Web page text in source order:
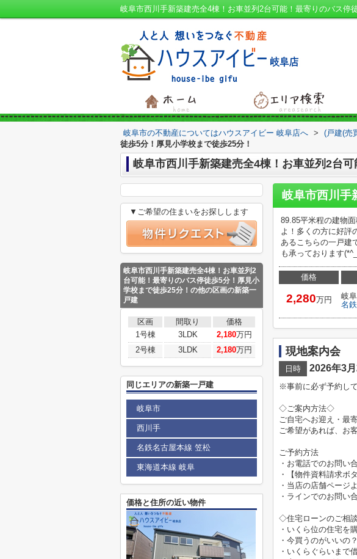
岐阜市の不動産についてはハウスアイビー 岐阜店へ > (戸建(売
徒歩5分！厚見小学校まで徒歩25分！
岐阜市西川手新築建売全4棟！お車並列2台
89.85平米程の建物
よ！多くの方に好評
あるこちらの一戸建
も承っております
価格
2,280万円 岐
名
現地案内会
日時 2026年3
※事前に必ず予約し
◇ご案内方法◇
ご自宅へお迎え・最
ご希望があれば、お
ご予約方法
・お電話でのお問い
・【物件資料請求ボ
・当店の店舗ページ
・ラインでのお問い
◇住宅ローンのご相
・いくら位の住宅を
・今買うのがいいの
・いくらぐらいまで
▼ご希望の住まいをお探しします
岐阜市西川手新築建売全4棟！お車並列2
台可能！最寄りのバス停徒歩5分！厚見小
学校まで徒歩25分！の他の区画の新築一
戸建
区画 間取り
価格
1号棟
3LDK 2,180万円
2号棟
3LDK 2,180万円
同じエリアの新築一戸建
岐阜市
西川手
名鉄名古屋本線 笠松
東海道本線 岐阜
価格と住所の近い物件